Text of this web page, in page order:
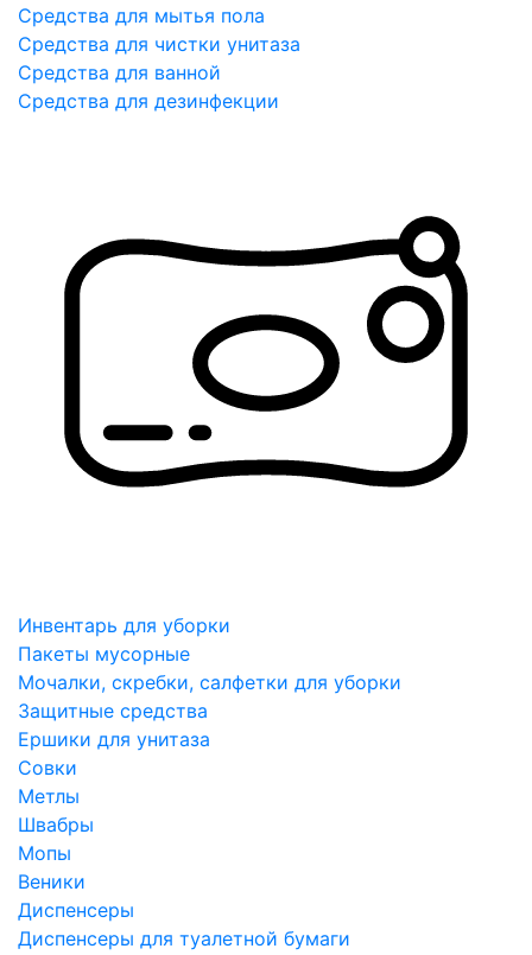
Средства для мытья пола
Средства для чистки унитаза
Средства для ванной
Средства для дезинфекции
Инвентарь для уборки
Пакеты мусорные
Мочалки, скребки, салфетки для уборки
Защитные средства
Ершики для унитаза
Совки
Метлы
Швабры
Мопы
Веники
Диспенсеры
Диспенсеры для туалетной бумаги